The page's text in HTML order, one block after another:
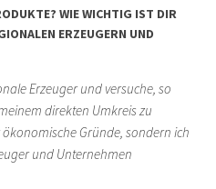
WIE WICHTIG IST DIR
ERZEUGERN UND
Erzeuger und versuche, so
direkten Umkreis zu
Gründe, sondern ich
und Unternehmen